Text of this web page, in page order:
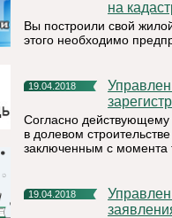
на
Вы построили свой
этого необходимо
19.04.2018
Управление Росреестра по Республике Коми: как
Согласно действующему
в долевом
заключенным с момента
19.04.2018
Управление Росреестра по Республике Коми: порядок подачи